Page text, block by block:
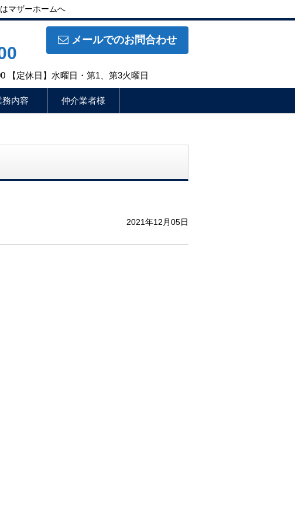
マザーホームへ
メールでのお問合わせ
【定休日】水曜日・第1、第3火曜日
務内容 仲介業者様
2021年12月05日